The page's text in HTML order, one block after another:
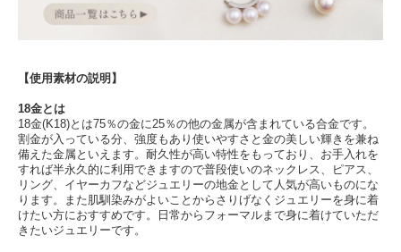
【使用素材の説明】
18金とは
18金(K18)とは75％の金に25％の他の金属が含まれている合金です。
割金が入っている分、強度もあり使いやすさと金の美しい輝きを兼ね
備えた金属といえます。耐久性が高い特性をもっており、お手入れを
すれば半永久的に利用できますので普段使いのネックレス、ピアス、
リング、イヤーカフなどジュエリーの地金として人気が高いものにな
ります。また肌馴染みがよいことからさりげなくジュエリーを身に着
けたい方におすすめです。日常からフォーマルまで身に着けていただ
きたいジュエリーです。